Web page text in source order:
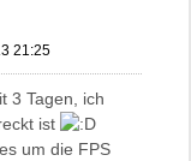
21:25
3 Tagen, ich
ist
um die FPS